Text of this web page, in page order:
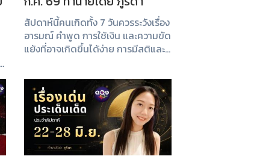
สัปดาห์นี้คนเกิดทั้ง 7 วันควรระวังเรื่อง
อารมณ์ คำพูด การใช้เงิน และความขัด
แย้งที่อาจเกิดขึ้นได้ง่าย การมีสติและ